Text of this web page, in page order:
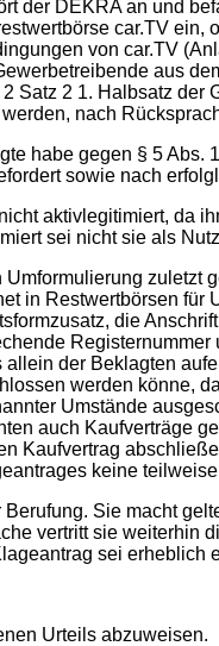
der DEKRA an und
car.TV
von car.TV
aus
Satz 2 1. Halbsatz
nach
habe gegen § 5
sowie nach
aktivlegitimiert, da
sei nicht sie als
zuletzt
in Restwertbörsen
die
der Beklagten
werden könne,
Umstände
auch Kaufverträge
Kaufvertrag
keine
Sie macht
vertritt sie
sei
Urteils abzuweisen.